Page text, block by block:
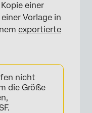
Vorlage
einer
Vorlage in
exportierte
nicht
die Größe